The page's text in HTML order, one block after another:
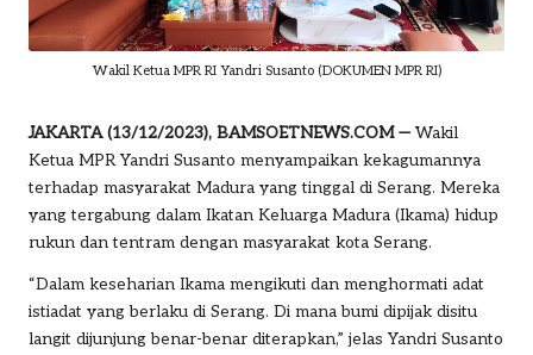
Wakil Ketua MPR RI Yandri Susanto (DOKUMEN MPR RI)
JAKARTA (13/12/2023), BAMSOETNEWS.COM — Wakil
Ketua MPR Yandri Susanto menyampaikan kekagumannya
terhadap masyarakat Madura yang tinggal di Serang. Mereka
yang tergabung dalam Ikatan Keluarga Madura (Ikama) hidup
rukun dan tentram dengan masyarakat kota Serang.
“Dalam keseharian Ikama mengikuti dan menghormati adat
istiadat yang berlaku di Serang. Di mana bumi dipijak disitu
langit dijunjung benar-benar diterapkan,” jelas Yandri Susanto